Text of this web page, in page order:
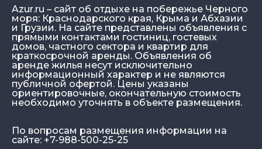
Azur.ru – сайт об отдыхе на побережье Черного
моря: Краснодарского края, Крыма и Абхазии
и Грузии. На сайте представлены объявления с
прямыми контактами гостиниц, гостевых
домов, частного сектора и квартир для
краткосрочной аренды. Объявления об
аренде жилья несут исключительно
информационный характер и не являются
публичной офертой. Цены указаны
ориентировочные, окончательную стоимость
необходимо уточнять в объекте размещения.
По вопросам размещения информации на
сайте: +7-988-500-25-25